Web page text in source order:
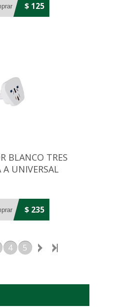
$ 125
BLANCO TRES
A UNIVERSAL
$ 235
4 5